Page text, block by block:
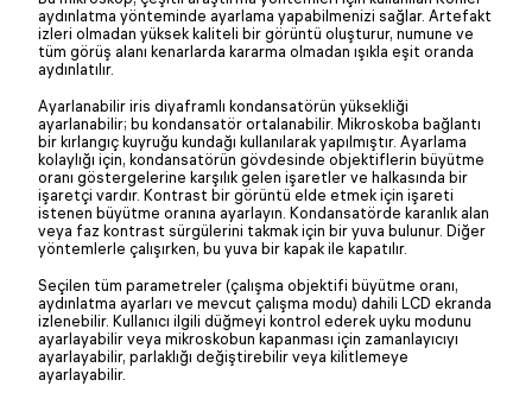
aydınlatma yönteminde ayarlama yapabilmenizi sağlar. Artefakt
izleri olmadan yüksek kaliteli bir görüntü oluşturur, numune ve
tüm görüş alanı kenarlarda kararma olmadan ışıkla eşit oranda
aydınlatılır.
Ayarlanabilir iris diyaframlı kondansatörün yüksekliği
ayarlanabilir; bu kondansatör ortalanabilir. Mikroskoba bağlantı
bir kırlangıç kuyruğu kundağı kullanılarak yapılmıştır. Ayarlama
kolaylığı için, kondansatörün gövdesinde objektiflerin büyütme
oranı göstergelerine karşılık gelen işaretler ve halkasında bir
işaretçi vardır. Kontrast bir görüntü elde etmek için işareti
istenen büyütme oranına ayarlayın. Kondansatörde karanlık alan
veya faz kontrast sürgülerini takmak için bir yuva bulunur. Diğer
yöntemlerle çalışırken, bu yuva bir kapak ile kapatılır.
Seçilen tüm parametreler (çalışma objektifi büyütme oranı,
aydınlatma ayarları ve mevcut çalışma modu) dahili LCD ekranda
izlenebilir. Kullanıcı ilgili düğmeyi kontrol ederek uyku modunu
ayarlayabilir veya mikroskobun kapanması için zamanlayıcıyı
ayarlayabilir, parlaklığı değiştirebilir veya kilitlemeye
ayarlayabilir.